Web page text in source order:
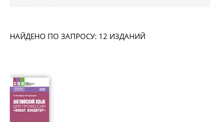
НАЙДЕНО ПО ЗАПРОСУ: 12 ИЗДАНИЙ